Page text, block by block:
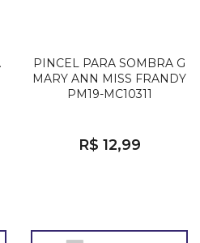
PINCEL PARA SOMBRA G
MARY ANN MISS FRANDY
PM19-MC10311
R$ 12,99